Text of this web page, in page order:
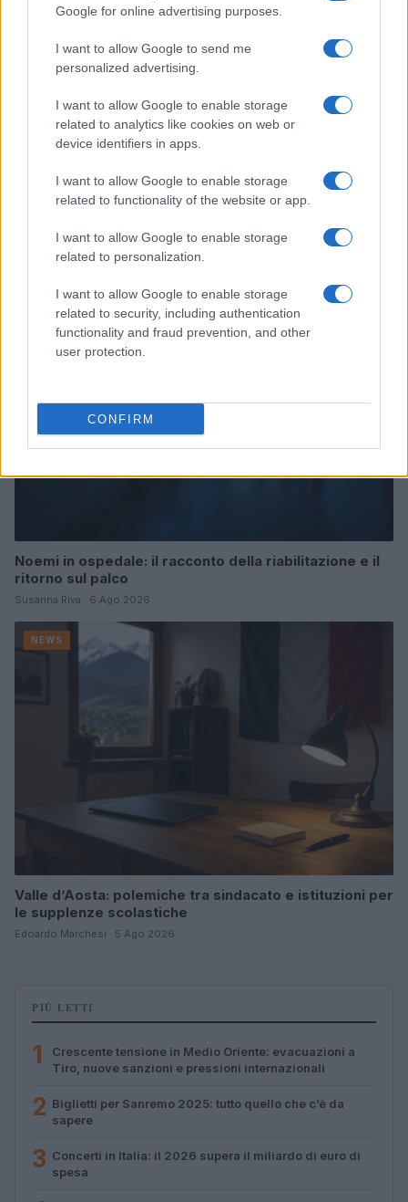
Google for online advertising purposes.
I want to allow Google to send me
personalized advertising.
I want to allow Google to enable storage
related to analytics like cookies on web or
device identifiers in apps.
I want to allow Google to enable storage
related to functionality of the website or app.
I want to allow Google to enable storage
related to personalization.
I want to allow Google to enable storage
related to security, including authentication
functionality and fraud prevention, and other
user protection.
CONFIRM
Ariana Grande debutta al primo posto con Petal e
annuncia una pausa dalla vita pubblica
Letizia Fontana · 8 Ago 2026
Noemi in ospedale: il racconto della riabilitazione e il
ritorno sul palco
Susanna Riva · 6 Ago 2026
NEWS
Valle d’Aosta: polemiche tra sindacato e istituzioni per
le supplenze scolastiche
Edoardo Marchesi · 5 Ago 2026
PIÙ LETTI
1
Crescente tensione in Medio Oriente: evacuazioni a
Tiro, nuove sanzioni e pressioni internazionali
2 Biglietti per Sanremo 2025: tutto quello che c’è da
sapere
3 Concerti in Italia: il 2026 supera il miliardo di euro di
spesa